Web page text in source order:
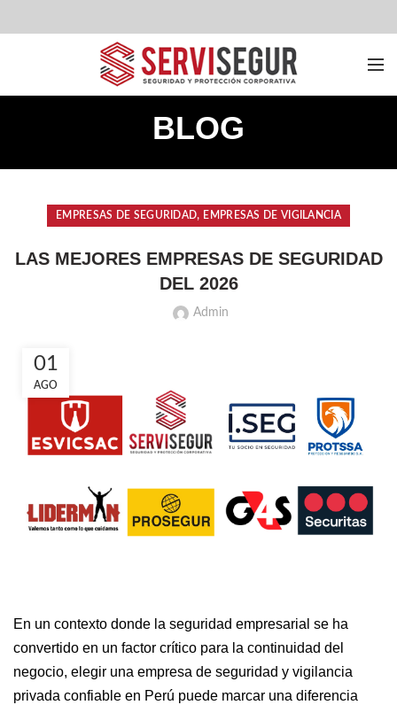
BLOG
EMPRESAS DE SEGURIDAD, EMPRESAS DE VIGILANCIA
LAS MEJORES EMPRESAS DE SEGURIDAD
DEL 2026
Admin
01
AGO
En un contexto donde la seguridad empresarial se ha
convertido en un factor crítico para la continuidad del
negocio, elegir una empresa de seguridad y vigilancia
privada confiable en Perú puede marcar una diferencia